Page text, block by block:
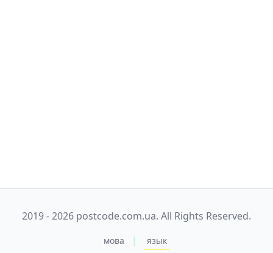
2019 - 2026 postcode.com.ua. All Rights Reserved.
мова | язык